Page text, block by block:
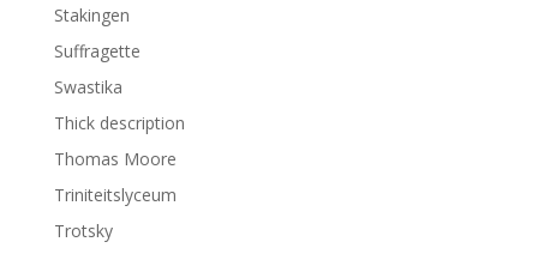
Stakingen
Suffragette
Swastika
Thick description
Thomas Moore
Triniteitslyceum
Trotsky